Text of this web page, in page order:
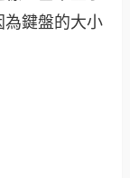
為鍵盤的大小